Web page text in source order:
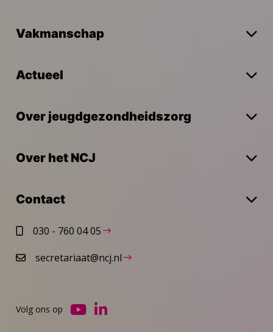
Vakmanschap
Actueel
Over jeugdgezondheidszorg
Over het NCJ
Contact
030 - 760 04 05
secretariaat@ncj.nl
Volg ons op
Ga
Ga